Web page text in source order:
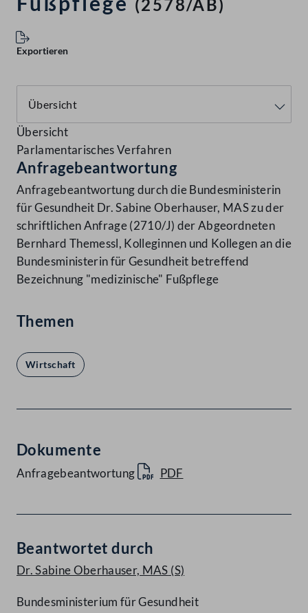
(2578/AB)
Exportieren
Übersicht
Parlamentarisches Verfahren
Anfragebeantwortung
Anfragebeantwortung durch die Bundesministerin
für Gesundheit Dr. Sabine Oberhauser, MAS zu der
schriftlichen Anfrage (2710/J) der Abgeordneten
Bernhard Themessl, Kolleginnen und Kollegen an die
Bundesministerin für Gesundheit betreffend
Bezeichnung "medizinische" Fußpflege
Themen
Wirtschaft
Dokumente
Anfragebeantwortung PDF
Beantwortet durch
Dr. Sabine Oberhauser, MAS (S)
Bundesministerium für Gesundheit